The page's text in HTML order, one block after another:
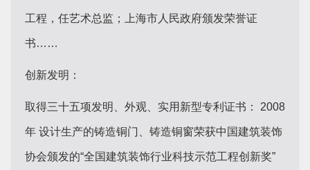
工程，任艺术总监；上海市人民政府颁发荣誉证
书……
创新发明：
取得三十五项发明、外观、实用新型专利证书： 2008
年 设计生产的铸造铜门、铸造铜窗荣获中国建筑装饰
协会颁发的“全国建筑装饰行业科技示范工程创新奖”